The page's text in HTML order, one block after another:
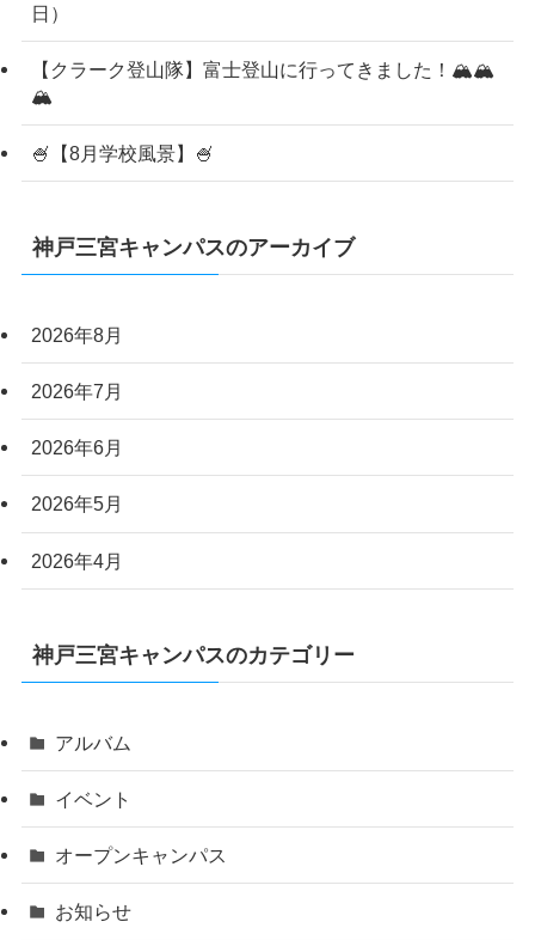
日）
【クラーク登山隊】富士登山に行ってきました！🏔️🏔️
🏔️
🍧【8月学校風景】🍧
神戸三宮キャンパスのアーカイブ
2026年8月
2026年7月
2026年6月
2026年5月
2026年4月
神戸三宮キャンパスのカテゴリー
アルバム
イベント
オープンキャンパス
お知らせ